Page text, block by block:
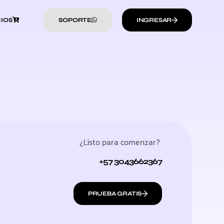
SOPORTE INGRESAR
¿Listo para comenzar?
+57 3043662367
PRUEBA GRATIS